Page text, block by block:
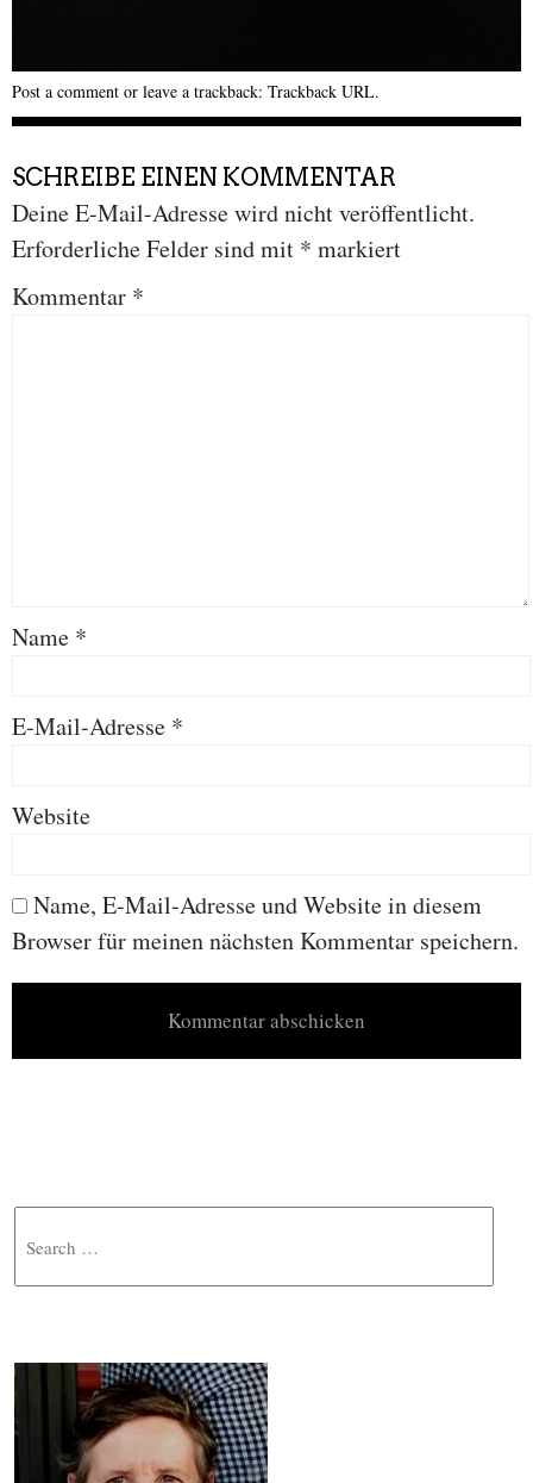
Post a comment or leave a trackback: Trackback URL.
SCHREIBE EINEN KOMMENTAR
Deine E-Mail-Adresse wird nicht veröffentlicht.
Erforderliche Felder sind mit * markiert
Kommentar *
Name *
E-Mail-Adresse *
Website
Name, E-Mail-Adresse und Website in diesem
Browser für meinen nächsten Kommentar speichern.